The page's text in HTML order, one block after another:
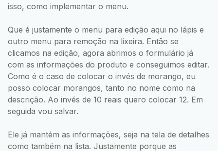
isso, como implementar o menu.
Que é justamente o menu para edição aqui no lápis e
outro menu para remoção na lixeira. Então se
clicamos na edição, agora abrimos o formulário já
com as informações do produto e conseguimos editar.
Como é o caso de colocar o invés de morango, eu
posso colocar morangos, tanto no nome como na
descrição. Ao invés de 10 reais quero colocar 12. Em
seguida vou salvar.
Ele já mantém as informações, seja na tela de detalhes
como também na lista. Justamente porque as